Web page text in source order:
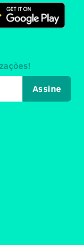
Assine